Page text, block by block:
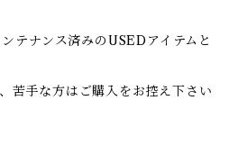
テナンス済みのUSEDアイテムと
苦手な方はご購入をお控え下さい